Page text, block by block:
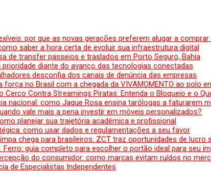
por que as novas gerações preferem alugar a comprar
saber a hora certa de evoluir sua infraestrutura digital
de transfer passeios e traslados em Porto Seguro, Bahia
diante do avanço das tecnologias conectadas
desconfia dos canais de denúncia das empresas
no Brasil com a chegada da VIVAMOMENTO ao polo
Cerco Contra Streamings Piratas: Entenda o Bloqueio e o
nacional: como Jaque Rosa ensina tarólogas a faturarem
vale mais a pena investir em móveis personalizados?
planejar sua trajetória acadêmica e profissional
como usar dados e regulamentações a seu favor
chega para brasileiros: ZCT traz oportunidades de lucro
Ferro: guia completo para escolher o portão ideal para seu
do consumidor: como marcas evitam ruídos no
de Especialistas Independentes